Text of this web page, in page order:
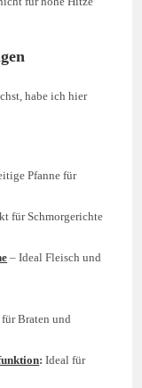
habe ich hier
Pfanne für
für Schmorgerichte
– Ideal Fleisch und
Braten und
: Ideal für